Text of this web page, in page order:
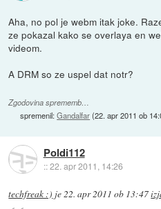
Aha, no pol je webm itak joke.
ze pokazal kako se overlaya en
videom.
A DRM so ze uspel dat notr?
Zgodovina sprememb…
spremenil:Gandalfar(22. apr 2011 ob
Poldi112
::22. apr 2011, 14:26
techfreak :) je22. apr 2011 ob 13:47